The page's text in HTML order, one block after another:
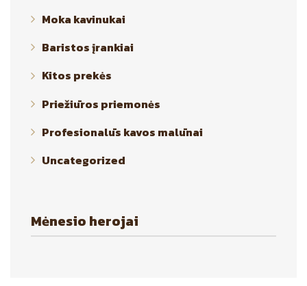
Moka kavinukai
Baristos įrankiai
Kitos prekės
Priežiūros priemonės
Profesionalūs kavos malūnai
Uncategorized
Mėnesio herojai